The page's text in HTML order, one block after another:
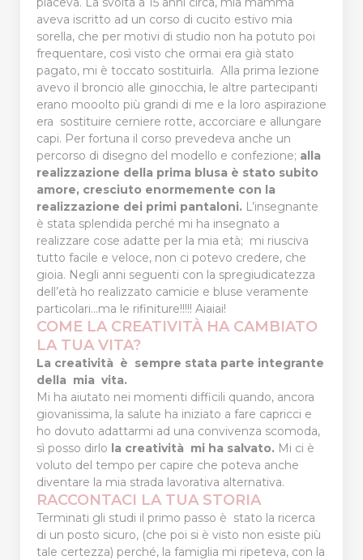
aveva iscritto ad un corso di cucito estivo mia
sorella, che per motivi di studio non ha potuto poi
frequentare, così visto che ormai era già stato
pagato, mi è toccato sostituirla. Alla prima lezione
avevo il broncio alle ginocchia, le altre partecipanti
erano mooolto più grandi di me e la loro aspirazione
era sostituire cerniere rotte, accorciare e allungare
capi. Per fortuna il corso prevedeva anche un
percorso di disegno del modello e confezione; alla
realizzazione della prima blusa è stato subito
amore, cresciuto enormemente con la
realizzazione dei primi pantaloni. L’insegnante
è stata splendida perché mi ha insegnato a
realizzare cose adatte per la mia età; mi riusciva
tutto facile e veloce, non ci potevo credere, che
gioia. Negli anni seguenti con la spregiudicatezza
dell’età ho realizzato camicie e bluse veramente
particolari…ma le rifiniture!!!!! Aiaiai!
COME LA CREATIVITÀ HA CAMBIATO
LA TUA VITA?
La creatività è sempre stata parte integrante
della mia vita.
Mi ha aiutato nei momenti difficili quando, ancora
giovanissima, la salute ha iniziato a fare capricci e
ho dovuto adattarmi ad una convivenza scomoda,
sì posso dirlo la creatività mi ha salvato. Mi ci è
voluto del tempo per capire che poteva anche
diventare la mia strada lavorativa alternativa.
RACCONTACI LA TUA STORIA
Terminati gli studi il primo passo è stato la ricerca
di un posto sicuro, (che poi si è visto non esiste più
tale certezza) perché, la famiglia mi ripeteva, con la